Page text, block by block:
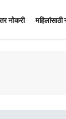
नोकरी महिलांसाठी